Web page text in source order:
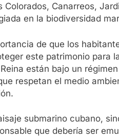
Canarreos,
en la biodiversidad
de que los
este patrimonio para
están bajo un
respetan el medio
submarino cubano,
que debería ser